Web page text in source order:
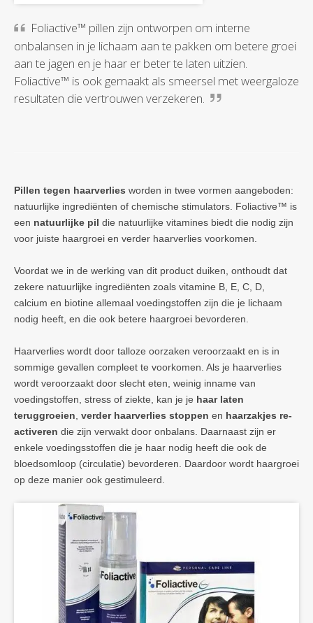
Foliactive™ pillen zijn ontworpen om interne
onbalansen in je lichaam aan te pakken om betere groei
aan te jagen en je haar er beter te laten uitzien.
Foliactive™ is ook gemaakt als smeersel met weergaloze
resultaten die vertrouwen verzekeren.
Pillen tegen haarverlies worden in twee vormen aangeboden:
natuurlijke ingrediënten of chemische stimulators. Foliactive™ is
een natuurlijke pil die natuurlijke vitamines biedt die nodig zijn
voor juiste haargroei en verder haarverlies voorkomen.
Voordat we in de werking van dit product duiken, onthoudt dat
zekere natuurlijke ingrediënten zoals vitamine B, E, C, D,
calcium en biotine allemaal voedingstoffen zijn die je lichaam
nodig heeft, en die ook betere haargroei bevorderen.
Haarverlies wordt door talloze oorzaken veroorzaakt en is in
sommige gevallen compleet te voorkomen. Als je haarverlies
wordt veroorzaakt door slecht eten, weinig inname van
voedingstoffen, stress of ziekte, kan je je haar laten
teruggroeien verder haarverlies stoppen en haarzakjes re-
activeren die zijn verwakt door onbalans. Daarnaast zijn er
enkele voedingsstoffen die je haar nodig heeft die ook de
bloedsomloop (circulatie) bevorderen. Daardoor wordt haargroei
op deze manier ook gestimuleerd.